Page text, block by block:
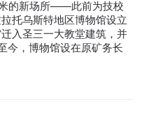
的新场所——此前为技校
托乌斯特地区博物馆设立
入圣三一大教堂建筑，并
今，博物馆设在原矿务长